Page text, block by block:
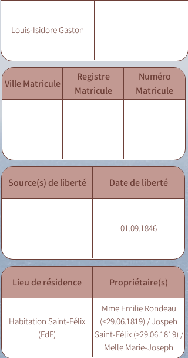
Louis-Isidore Gaston
Ville Matricule
Registre
Matricule
Numéro
Matricule
Source(s) de liberté Date de liberté
01.09.1846
Lieu de résidence Propriétaire(s)
Habitation Saint-Félix
(FdF)
Mme Emilie Rondeau
(<29.06.1819) / Jospeh
Saint-Félix (>29.06.1819) /
Melle Marie-Joseph